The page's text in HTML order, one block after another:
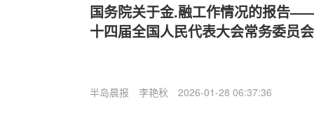
国务院关于金.融工作情况的报告
十四届全国人民代表大会常务委员
半岛晨报 李艳秋 2026-01-28 06:37:36